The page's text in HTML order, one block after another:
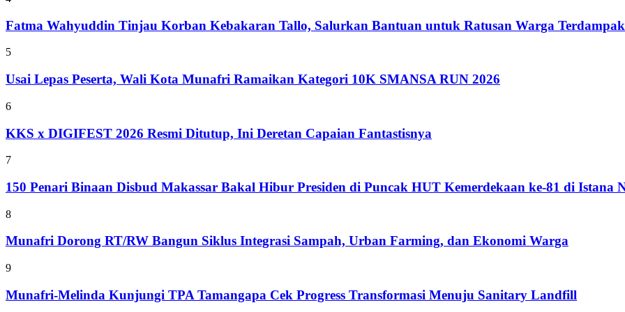
Fatma Wahyuddin Tinjau Korban Kebakaran Tallo, Salurkan Bantuan untuk Ratusan Warga Terdampak
5
Usai Lepas Peserta, Wali Kota Munafri Ramaikan Kategori 10K SMANSA RUN 2026
6
KKS x DIGIFEST 2026 Resmi Ditutup, Ini Deretan Capaian Fantastisnya
7
150 Penari Binaan Disbud Makassar Bakal Hibur Presiden di Puncak HUT Kemerdekaan ke-81 di Istana
8
Munafri Dorong RT/RW Bangun Siklus Integrasi Sampah, Urban Farming, dan Ekonomi Warga
9
Munafri-Melinda Kunjungi TPA Tamangapa Cek Progress Transformasi Menuju Sanitary Landfill